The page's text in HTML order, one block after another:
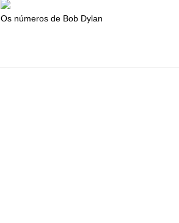
Os números de Bob Dylan